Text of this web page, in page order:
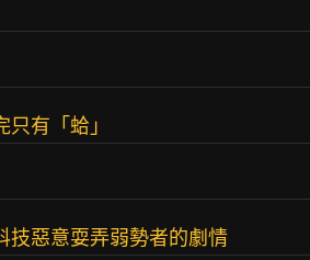
有「蛤」
技惡意耍弄弱勢者的劇情